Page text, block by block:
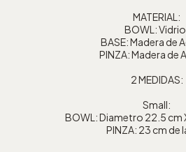
MATERIAL:
BOWL: Vidrio.
BASE: Madera de
PINZA: Madera de
2 MEDIDAS:
Small:
BOWL: Diametro 22.5 cm
PINZA: 23 cm de